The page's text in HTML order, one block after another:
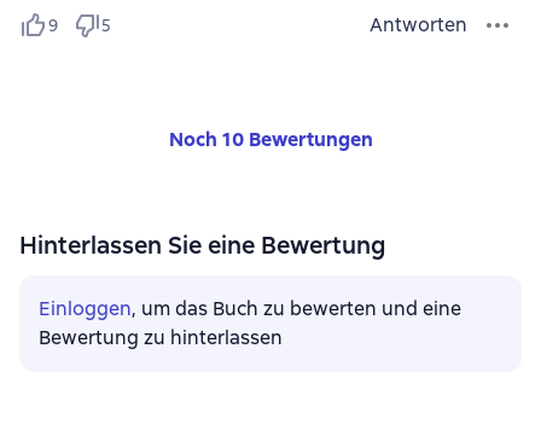
9 5 Antworten
Noch 10 Bewertungen
Hinterlassen Sie eine Bewertung
Einloggen, um das Buch zu bewerten und eine
Bewertung zu hinterlassen